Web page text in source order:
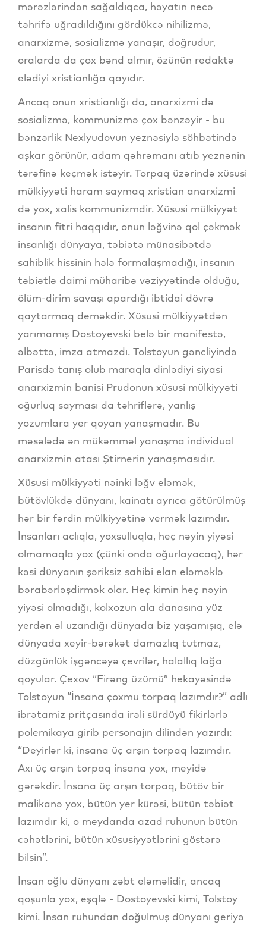
mərəzlərindən sağaldıqca, həyatın necə
təhrifə uğradıldığını gördükcə nihilizmə,
anarxizmə, sosializmə yanaşır, doğrudur,
oralarda da çox bənd almır, özünün redaktə
elədiyi xristianlığa qayıdır.
Ancaq onun xristianlığı da, anarxizmi də
sosializmə, kommunizmə çox bənzəyir - bu
bənzərlik Nexlyudovun yeznəsiylə söhbətində
aşkar görünür, adam qəhrəmanı atıb yeznənin
tərəfinə keçmək istəyir. Torpaq üzərində xüsusi
mülkiyyəti haram saymaq xristian anarxizmi
də yox, xalis kommunizmdir. Xüsusi mülkiyyət
insanın fitri haqqıdır, onun ləğvinə qol çəkmək
insanlığı dünyaya, təbiətə münasibətdə
sahiblik hissinin hələ formalaşmadığı, insanın
təbiətlə daimi müharibə vəziyyətində olduğu,
ölüm-dirim savaşı apardığı ibtidai dövrə
qaytarmaq deməkdir. Xüsusi mülkiyyətdən
yarımamış Dostoyevski belə bir manifestə,
əlbəttə, imza atmazdı. Tolstoyun gəncliyində
Parisdə tanış olub maraqla dinlədiyi siyasi
anarxizmin banisi Prudonun xüsusi mülkiyyəti
oğurluq sayması da təhriflərə, yanlış
yozumlara yer qoyan yanaşmadır. Bu
məsələdə ən mükəmməl yanaşma individual
anarxizmin atası Ştirnerin yanaşmasıdır.
Xüsusi mülkiyyəti nəinki ləğv eləmək,
bütövlükdə dünyanı, kainatı ayrıca götürülmüş
hər bir fərdin mülkiyyətinə vermək lazımdır.
İnsanları aclıqla, yoxsulluqla, heç nəyin yiyəsi
olmamaqla yox (çünki onda oğurlayacaq), hər
kəsi dünyanın şəriksiz sahibi elan eləməklə
bərabərləşdirmək olar. Heç kimin heç nəyin
yiyəsi olmadığı, kolxozun ala danasına yüz
yerdən əl uzandığı dünyada biz yaşamışıq, elə
dünyada xeyir-bərəkət damazlıq tutmaz,
düzgünlük işgəncəyə çevrilər, halallıq lağa
qoyular. Çexov “Firəng üzümü” hekayəsində
Tolstoyun “İnsana çoxmu torpaq lazımdır?” adlı
ibrətamiz pritçasında irəli sürdüyü fikirlərlə
polemikaya girib personajın dilindən yazırdı:
“Deyirlər ki, insana üç arşın torpaq lazımdır.
Axı üç arşın torpaq insana yox, meyidə
gərəkdir. İnsana üç arşın torpaq, bütöv bir
malikanə yox, bütün yer kürəsi, bütün təbiət
lazımdır ki, o meydanda azad ruhunun bütün
cəhətlərini, bütün xüsusiyyətlərini göstərə
bilsin”.
İnsan oğlu dünyanı zəbt eləməlidir, ancaq
qoşunla yox, eşqlə - Dostoyevski kimi, Tolstoy
kimi. İnsan ruhundan doğulmuş dünyanı geriyə